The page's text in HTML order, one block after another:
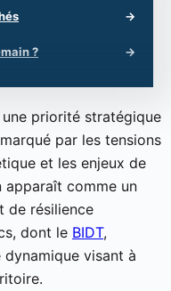
?
priorité stratégique
par les tensions
et les enjeux de
apparaît comme un
de résilience
dont le BIDT,
dynamique visant à